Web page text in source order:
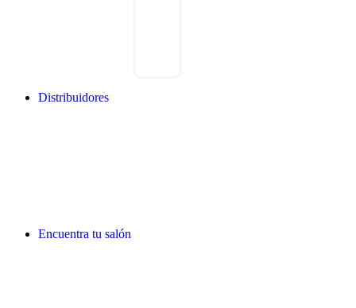
Distribuidores
Encuentra tu salón